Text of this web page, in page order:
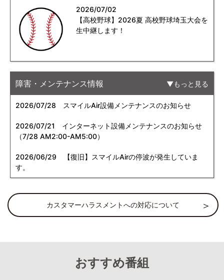
2026/07/02
【高校野球】2026夏 高校野球埼玉大会を
生中継します！
障害・メンテナンス情報 もっと見る
2026/07/28 スマイルAir設備メンテナンスのお知らせ
2026/07/21
インターネット設備メンテナンスのお知らせ
（7/28 AM2:00-AM5:00）
2026/06/29 【復旧】スマイルAirの停波が発生していま
す。
カスタマーハラスメントへの対応について
おすすめ番組